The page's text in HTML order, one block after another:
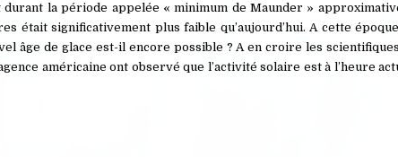
la période appelée « minimum de Maunder »
était significativement plus faible qu’aujourd’hui. A cette
âge de glace est-il encore possible ? A en croire les
américaine ont observé que l’activité solaire est à l’heure